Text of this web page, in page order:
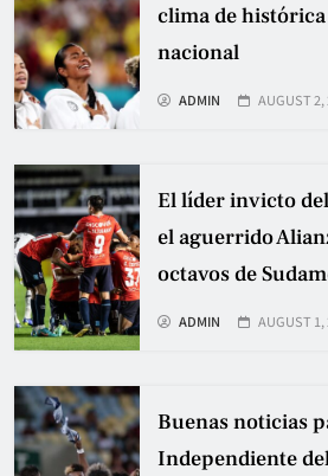
clima de
nacional
ADMIN AUGUST 2,
El líder invicto
el aguerrido
octavos de
ADMIN AUGUST 1,
Buenas noticias
Independiente